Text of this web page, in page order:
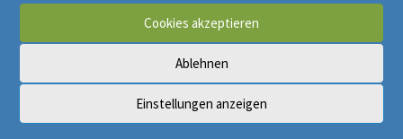
Cookies akzeptieren
Ablehnen
Einstellungen anzeigen
© 2026 Hawerland